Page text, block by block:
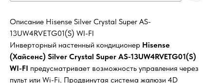
Описание Hisense Silver Crystal Super AS-
13UW4RVETG01(S) WI-FI
Инверторный настенный кондиционер Hisense
(Хайсенс) Silver Crystal Super AS-13UW4RVETG01(S)
WI-FI предусматривает возможность управления через
пульт или Wi-Fi. Продвинутая система жалюзи 4D